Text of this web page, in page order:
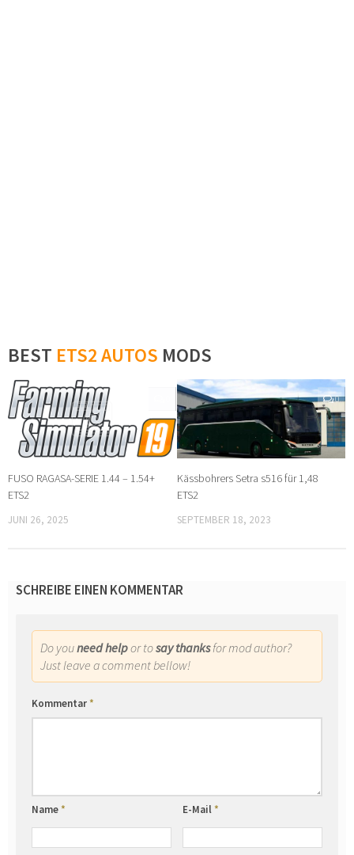
BEST ETS2 AUTOS MODS
FUSO RAGASA-SERIE 1.44 – 1.54+
ETS2
JUNI 26, 2025
0
Kässbohrers Setra s516 für 1,48
ETS2
SEPTEMBER 18, 2023
SCHREIBE EINEN KOMMENTAR
Do youneed helpor tosay thanksfor mod author?
Just leave a comment bellow!
Kommentar*
Name* E-Mail*